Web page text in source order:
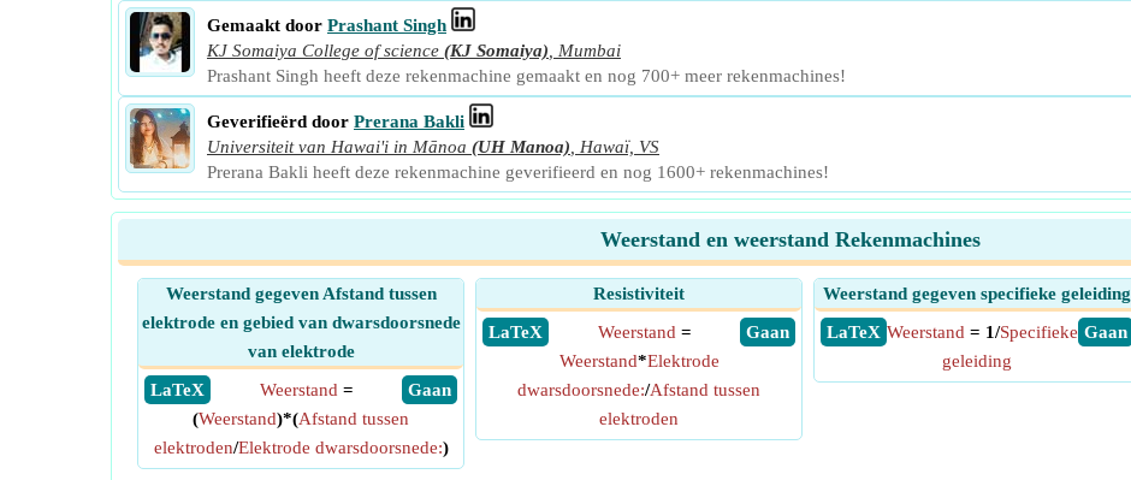
Gemaakt door Prashant Singh
KJ Somaiya College of science (KJ Somaiya)
Mumbai
Prashant Singh heeft deze rekenmachine gemaakt en nog 700+ meer rekenmachines!
Geverifieërd door Prerana Bakli
Universiteit van Hawai'i in Mānoa (UH Manoa)
Hawaï, VS
Prerana Bakli heeft deze rekenmachine geverifieerd en nog 1600+ rekenmachines!
Weerstand en weerstand Rekenmachines
Weerstand gegeven Afstand tussen
elektrode en gebied van dwarsdoorsnede
van elektrode
​ LaTeX
​ Gaan
Weerstand =
(Weerstand)*(Afstand tussen
elektroden/Elektrode dwarsdoorsnede:)
Resistiviteit
​ LaTeX
​ Gaan
Weerstand =
Weerstand*Elektrode
dwarsdoorsnede:/Afstand tussen
elektroden
Weerstand gegeven specifieke geleiding
​ LaTeX
​ Gaan
Weerstand = 1/Specifieke
geleiding